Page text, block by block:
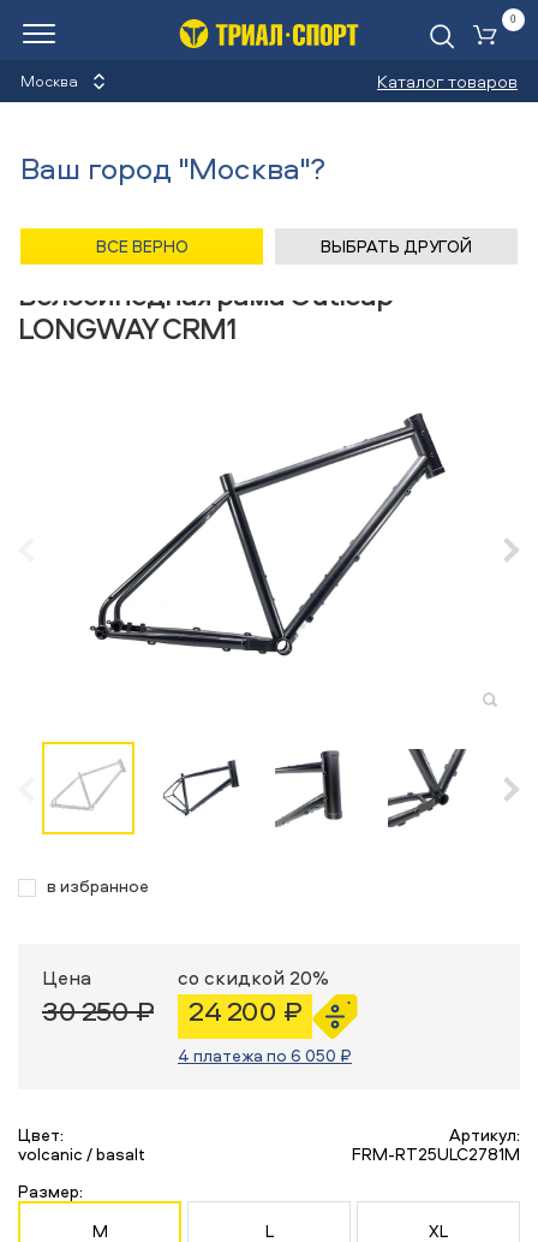
Москва Каталог товаров
0
Велосипедная рама Outleap
LONGWAY CRM1
в избранное
Цена
30 250 ₽
со скидкой 20%
24 200 ₽
4 платежа по 6 050 ₽
Цвет:
volcanic / basalt
Артикул:
FRM-RT25ULC2781M
Размер:
M
L XL
Ваш город "Москва"?
ВСЕ ВЕРНО ВЫБРАТЬ ДРУГОЙ